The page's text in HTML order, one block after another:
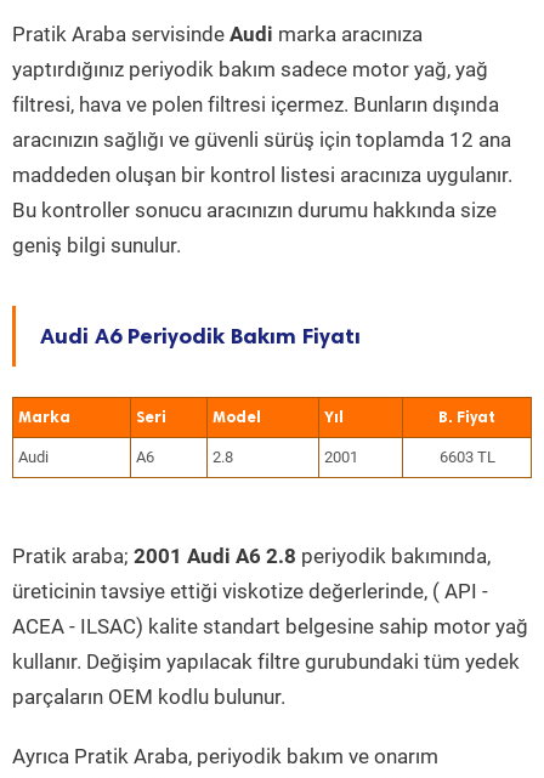
Pratik Araba servisinde Audi marka aracınıza
yaptırdığınız periyodik bakım sadece motor yağ, yağ
filtresi, hava ve polen filtresi içermez. Bunların dışında
aracınızın sağlığı ve güvenli sürüş için toplamda 12 ana
maddeden oluşan bir kontrol listesi aracınıza uygulanır.
Bu kontroller sonucu aracınızın durumu hakkında size
geniş bilgi sunulur.
Audi A6 Periyodik Bakım Fiyatı
Marka Seri Model Yıl
Audi A6 2.8 2001 6603 TL
Pratik araba; 2001 Audi A6 2.8 periyodik bakımında,
üreticinin tavsiye ettiği viskotize değerlerinde, ( API -
ACEA - ILSAC) kalite standart belgesine sahip motor yağ
kullanır. Değişim yapılacak filtre gurubundaki tüm yedek
parçaların OEM kodlu bulunur.
Ayrıca Pratik Araba, periyodik bakım ve onarım